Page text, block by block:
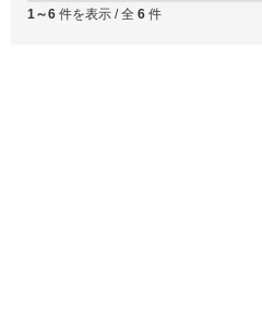
1～6 件を表示 / 全 6 件